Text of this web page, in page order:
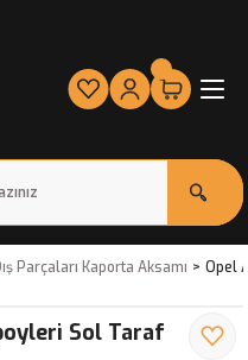
Parçaları Kaporta Aksamı Opel
Sol Taraf